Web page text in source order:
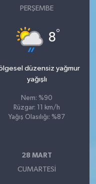
PERŞEMBE
8°
düzensiz yağmur
yağışlı
Nem: %90
Rüzgar: 11 km/h
Yağış Olasılığı: %87
28 MART
CUMARTESI